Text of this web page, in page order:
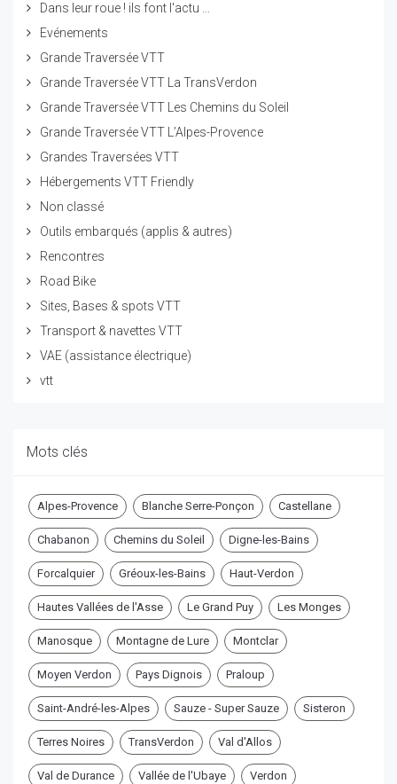
Dans leur roue ! ils font l'actu ...
Evénements
Grande Traversée VTT
Grande Traversée VTT La TransVerdon
Grande Traversée VTT Les Chemins du Soleil
Grande Traversée VTT L’Alpes-Provence
Grandes Traversées VTT
Hébergements VTT Friendly
Non classé
Outils embarqués (applis & autres)
Rencontres
Road Bike
Sites, Bases & spots VTT
Transport & navettes VTT
VAE (assistance électrique)
vtt
Mots clés
Alpes-Provence Blanche Serre-Ponçon Castellane
Chabanon Chemins du Soleil Digne-les-Bains
Forcalquier Gréoux-les-Bains Haut-Verdon
Hautes Vallées de l'Asse Le Grand Puy Les Monges
Manosque Montagne de Lure Montclar
Moyen Verdon Pays Dignois Praloup
Saint-André-les-Alpes Sauze - Super Sauze Sisteron
Terres Noires TransVerdon Val d'Allos
Val de Durance Vallée de l'Ubaye Verdon